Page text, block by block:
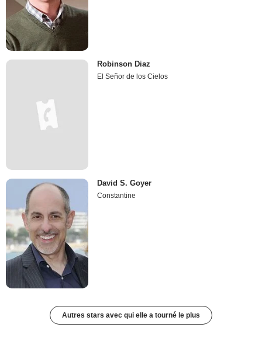
Robinson Diaz
El Señor de los Cielos
David S. Goyer
Constantine
Autres stars avec qui elle a tourné le plus